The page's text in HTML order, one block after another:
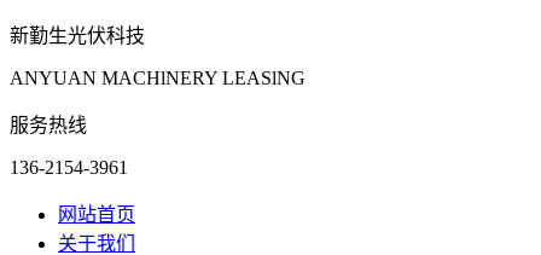
新勤生光伏科技
ANYUAN MACHlNERY LEASlNG
服务热线
136-2154-3961
网站首页
关于我们